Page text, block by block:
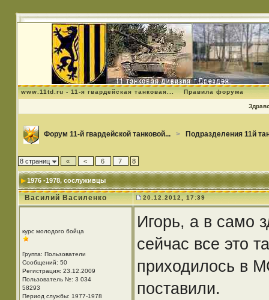
www.11td.ru - 11-я гвардейская танковая... Правила форума
Форум 11-й гвардейской танковой... > Подразделения 11й
8 страниц « < 6 7 8
1976 -1978, сослуживцы
Василий Василенко 20.12.2012, 17:39
курс молодого бойца
Группа: Пользователи
Сообщений: 50
Регистрация: 23.12.2009
Пользователь №: 3 034
58293
Период службы: 1977-1978
Игорь, а в само
сейчас все это
приходилось в
поставили.